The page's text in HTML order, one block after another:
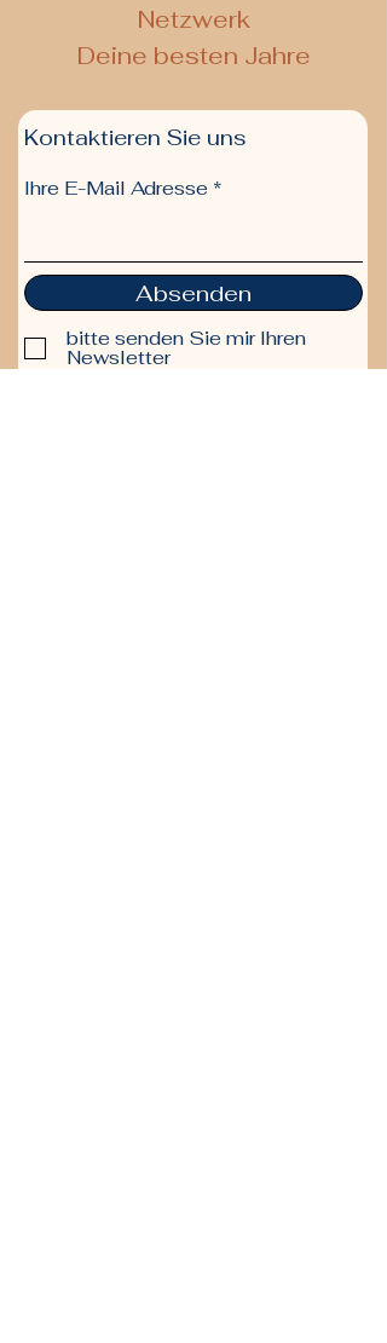
Netzwerk
Deine besten Jahre
Kontaktieren Sie uns
Ihre E-Mail Adresse
Absenden
bitte senden Sie mir Ihren
Newsletter